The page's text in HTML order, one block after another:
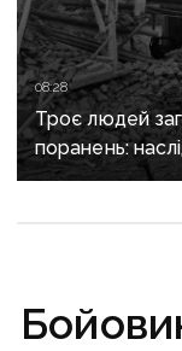
08:28
Троє людей
поранень: